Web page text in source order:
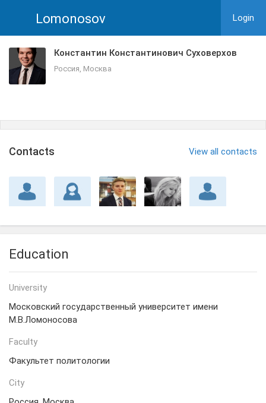
Lomonosov Login
Константин Константинович Суховерхов
Россия, Москва
Сontacts View all contacts
Education
University
Московский государственный университет имени
М.В.Ломоносова
Faculty
Факультет политологии
City